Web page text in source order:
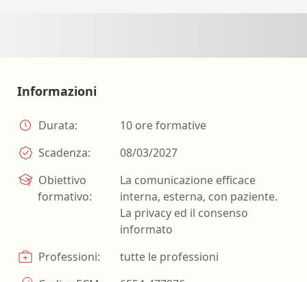
Informazioni
Durata:
10 ore formative
Scadenza:
08/03/2027
Obiettivo
formativo:
La comunicazione efficace
interna, esterna, con paziente.
La privacy ed il consenso
informato
Professioni:
tutte le professioni